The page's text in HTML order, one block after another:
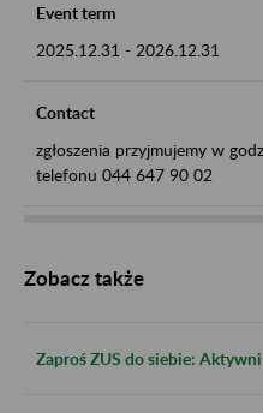
Event term
2025.12.31 - 2026.12.31
Contact
zgłoszenia przyjmujemy w
telefonu 044 647 90 02
Zobacz także
Zaproś ZUS do siebie: